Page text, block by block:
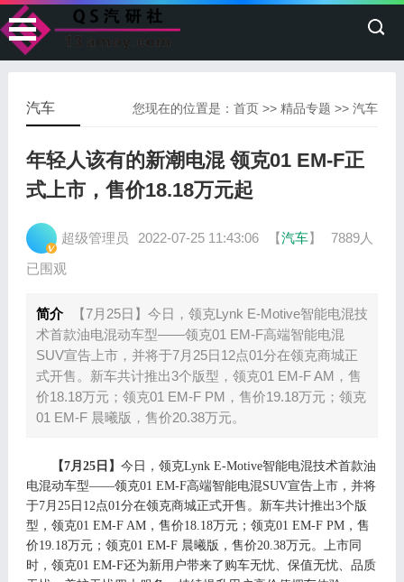
您现在的位置是：首页 >>精品专题 >>汽车
汽车
年轻人该有的新潮电混 领克01 EM-F正
式上市，售价18.18万元起
超级管理员 2022-07-25 11:43:06 【汽车】
7889人
已围观
简介
【7月25日】今日，领克Lynk E-Motive智能电混技
术首款油电混动车型——领克01 EM-F高端智能电混
SUV宣告上市，并将于7月25日12点01分在领克商城正
式开售。新车共计推出3个版型，领克01 EM-F AM，售
价18.18万元；领克01 EM-F PM，售价19.18万元；领克
01 EM-F 晨曦版，售价20.38万元。
【7月25日】 今日， 领克Lynk E-Motive智能电混技术首款油
电混动车型——领克01 EM-F高端智能电混SUV宣告上市，并将
于7月 25日 12点01分在领克商城正式开售。 新车共计推出3个版
型 ，领克01 EM-F AM， 售价18.18万元；领克01 EM-F PM， 售
价19.18万元；领克01 EM-F 晨曦版，售价20.38万元。 上市同
时， 领克01 EM-F还为新用户带来了购车无忧、保值无忧、品质